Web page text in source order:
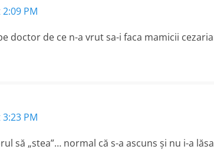
PM
doctor de ce n-a vrut sa-i faca mamicii
PM
să „stea”… normal că s-a ascuns şi nu i-a